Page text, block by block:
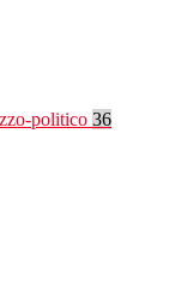
politico 36